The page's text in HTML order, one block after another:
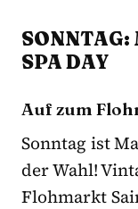
SPA DAY
Auf zum
Sonntag ist
der Wahl!
Flohmarkt